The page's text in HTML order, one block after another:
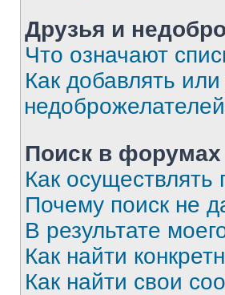
Друзья и
Что означают
Как добавлять
Поиск в форумах
Как
Почему поиск не
В результате
Как найти
Как найти свои